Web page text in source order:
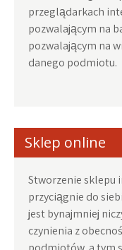
przeglądarkach
pozwalającym na
pozwalającym na
danego podmiotu.
Sklep online
Stworzenie sklepu
przyciągnie do
jest bynajmniej
czynienia z